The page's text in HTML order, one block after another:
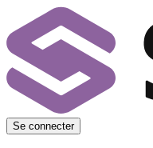
Se connecter